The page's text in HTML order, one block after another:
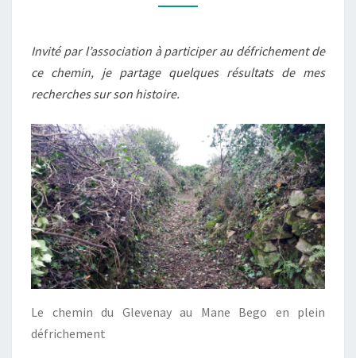
Invité par l’association à participer au défrichement de
ce chemin, je partage quelques résultats de mes
recherches sur son histoire.
Le chemin du Glevenay au Mane Bego en plein
défrichement